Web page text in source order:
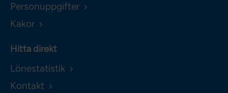
Personuppgifter
Kakor
Hitta direkt
Lönestatistik
Kontakt